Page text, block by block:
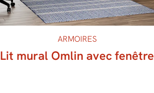
ARMOIRES
Lit mural Omlin avec fenêtre